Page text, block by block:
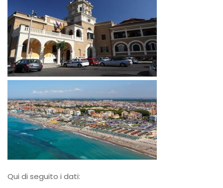
Qui di seguito i dati: